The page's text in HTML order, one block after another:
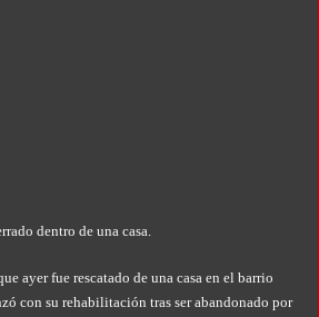
dentro de una casa.
ayer fue rescatado de una casa en el barrio
con su rehabilitación tras ser abandonado por